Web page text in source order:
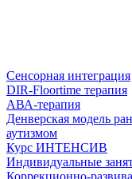
Сенсорная интеграция
DIR-Floortime терапия
АВА-терапия
Денверская модель
аутизмом
Курс ИНТЕНСИВ
Индивидуальные
Коррекционно-